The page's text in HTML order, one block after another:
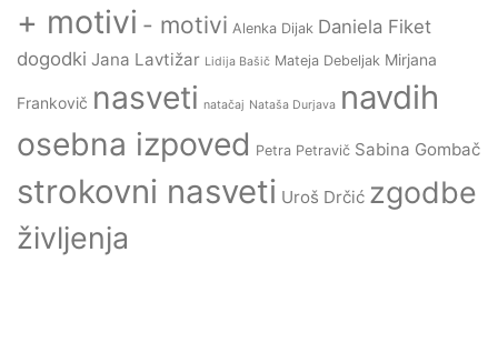
+ motivi - motivi Alenka Dijak Daniela Fiket
dogodki Jana Lavtižar Lidija Bašič Mateja Debeljak Mirjana
Frankovič nasveti natačaj Nataša Durjava navdih
osebna izpoved Petra Petravič Sabina Gombač
strokovni nasveti Uroš Drčić zgodbe
življenja